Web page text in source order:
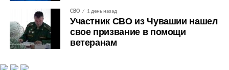
СВО 1 день назад
Участник СВО из Чувашии нашел
свое призвание в помощи
ветеранам